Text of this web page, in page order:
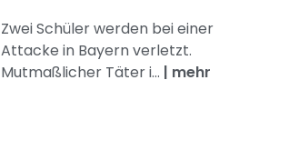
Zwei Schüler werden bei einer
Attacke in Bayern verletzt.
Mutmaßlicher Täter i... | mehr